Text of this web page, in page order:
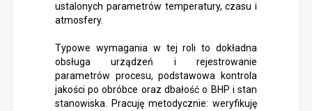
ustalonych parametrów temperatury, czasu i
atmosfery.
Typowe wymagania w tej roli to dokładna
obsługa urządzeń i rejestrowanie
parametrów procesu, podstawowa kontrola
jakości po obróbce oraz dbałość o BHP i stan
stanowiska. Pracuję metodycznie: weryfikuję